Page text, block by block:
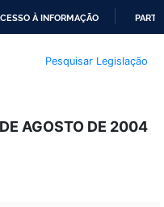
À INFORMAÇÃO
Pesquisar Legislação
AGOSTO DE 2004